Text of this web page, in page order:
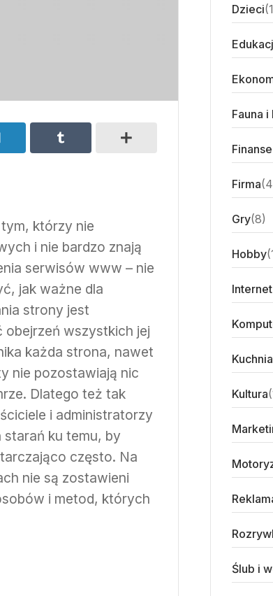
którzy nie
i nie bardzo znają
serwisów www – nie
jak ważne dla
strony jest
wszystkich jej
każda strona, nawet
nie pozostawiają nic
Dlatego też tak
i administratorzy
ku temu, by
często. Na
nie są zostawieni
i metod, których
Dzieci
Fauna i
Finanse
Firma
Gry(8)
Hobby
Internet
Kuchnia
Kultura
Ślub i